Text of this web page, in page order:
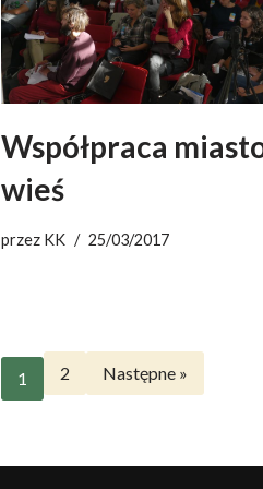
Współpraca
wieś
przez KK 25/03/2017
1 2 Następne »